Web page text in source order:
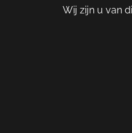
Wij zijn u van